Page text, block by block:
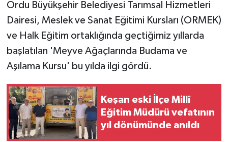
Ordu Büyükşehir Belediyesi Tarımsal Hizmetleri
Dairesi, Meslek ve Sanat Eğitimi Kursları (ORMEK)
ve Halk Eğitim ortaklığında geçtiğimiz yıllarda
başlatılan 'Meyve Ağaçlarında Budama ve
Aşılama Kursu' bu yılda ilgi gördü.
Keşan eski İlçe Millî
Eğitim Müdürü vefatının
yıl dönümünde anıldı